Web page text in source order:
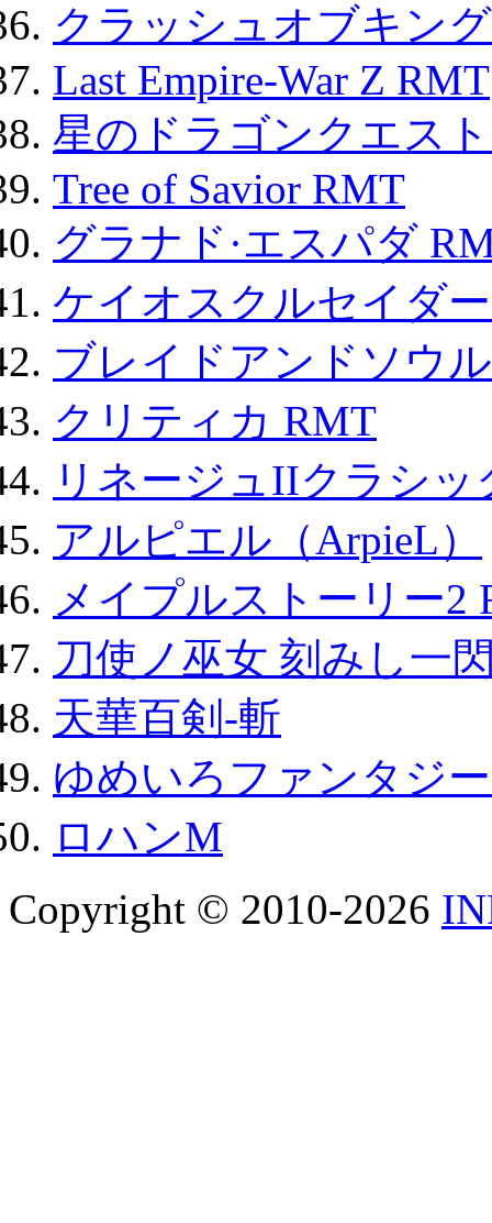
クラッシュオブキン
Last Empire-War Z RMT
星のドラゴンクエス
Tree of Savior RMT
グラナド·エスパダ
ケイオスクルセイダ
ブレイドアンドソウ
クリティカ RMT
リネージュIIクラシ
アルピエル（ArpieL）
メイプルストーリー2
刀使ノ巫女 刻みし一
天華百剣-斬
ゆめいろファンタジ
ロハンM
Copyright © 2010-2026